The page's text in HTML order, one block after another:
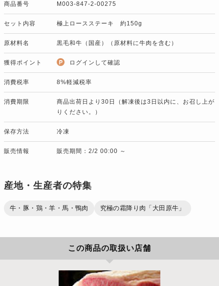
商品番号 M003-847-2-00275
セット内容 極上ロースステーキ 約150g
原材料名 黒毛和牛（国産）（原材料に牛肉を含む）
獲得ポイント ログインして確認
消費税率 8%軽減税率
消費期限
商品出荷日より30日（解凍後は3日以内に、お召し上が
りください。）
保存方法 冷凍
販売情報 販売期間：2/2 00:00 ～
産地・生産者の特集
牛・豚・鶏・羊・馬・鴨肉 究極の霜降り肉「大田原牛」
この商品の取扱い店舗